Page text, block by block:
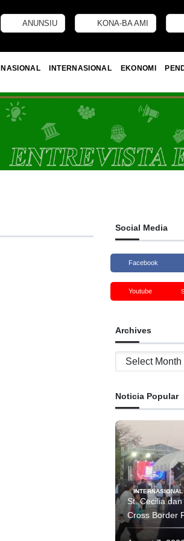
ANUNSIU KONA-BA AMI
NASIONAL INTERNASIONAL EKONOMI
Social Media
Facebook
Youtube
Archives
Archives
Noticia Popular
INTERNASIONAL
St. Cecilia